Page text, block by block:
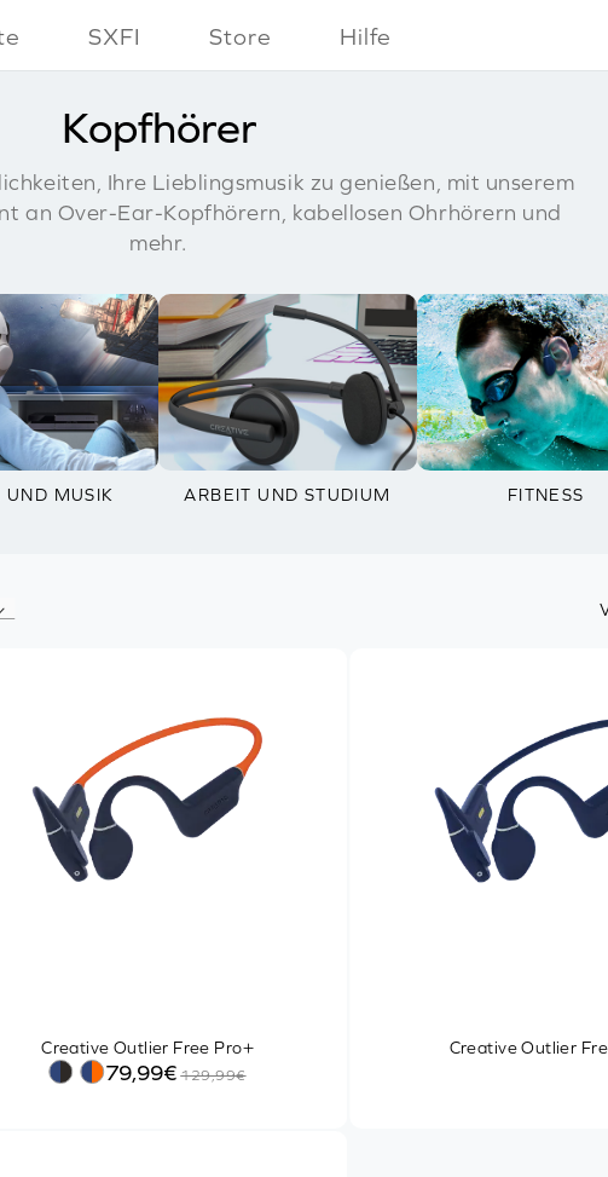
SXFI Store Hilfe
Kopfhörer
Ihre Lieblingsmusik zu genießen, mit unserem
an Over-Ear-Kopfhörern, kabellosen Ohrhörern und
mehr.
UND MUSIK ARBEIT UND STUDIUM FITNESS
Creative Outlier Free Pro+
79,99€129,99€
Creative Outlier